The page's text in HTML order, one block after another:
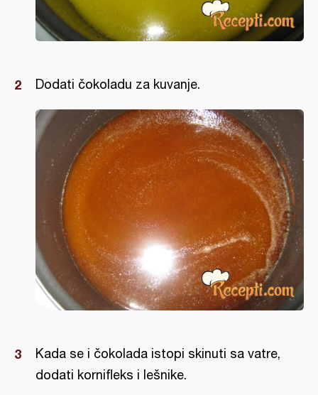
Dodati čokoladu za kuvanje.
Kada se i čokolada istopi skinuti sa vatre,
dodati kornifleks i lešnike.